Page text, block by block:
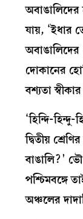
যায়, ‘ইধার
অবাঙালিদের
দোকানের
বশ্যতা
‘হিন্দি-
দ্বিতীয়
বাঙালি?’
পশ্চিমবঙ্গে
অঞ্চলের